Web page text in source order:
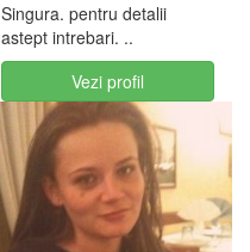
Singura. pentru detalii
astept intrebari. ..
Vezi profil